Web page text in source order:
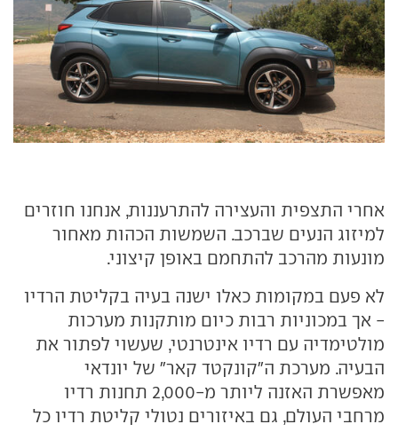
אחרי התצפית והעצירה להתרעננות, אנחנו חוזרים
למיזוג הנעים שברכב. השמשות הכהות מאחור
מונעות מהרכב להתחמם באופן קיצוני.
לא פעם במקומות כאלו ישנה בעיה בקליטת הרדיו
- אך במכוניות רבות כיום מותקנות מערכות
מולטימדיה עם רדיו אינטרנטי, שעשוי לפתור את
הבעיה. מערכת ה"קונקטד קאר" של יונדאי
מאפשרת האזנה ליותר מ-2,000 תחנות רדיו
מרחבי העולם, גם באיזורים נטולי קליטת רדיו כל